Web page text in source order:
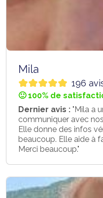
Mila
196
🙂 100% de
Dernier avis : "Mila a
communiquer avec
Elle donne des infos
beaucoup. Elle aide à
Merci beaucoup."